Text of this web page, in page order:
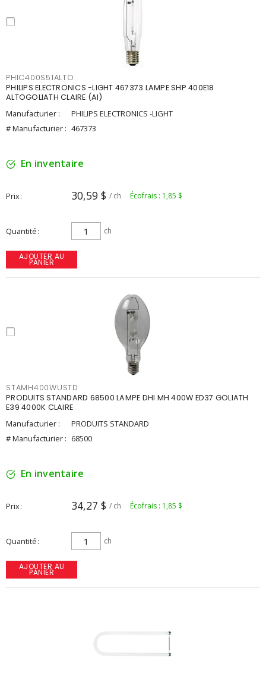
PHIC400S51ALTO
PHILIPS ELECTRONICS -LIGHT 467373 LAMPE SHP 400E18
ALTOGOLIATH CLAIRE (AI)
Manufacturier :
PHILIPS ELECTRONICS -LIGHT
# Manufacturier : 467373
En inventaire
Prix 30,59 $ / ch Écofrais : 1,85 $
Quantité ch
AJOUTER AU
PANIER
STAMH400WUSTD
PRODUITS STANDARD 68500 LAMPE DHI MH 400W ED37 GOLIATH
E39 4000K CLAIRE
Manufacturier :
PRODUITS STANDARD
# Manufacturier : 68500
En inventaire
Prix 34,27 $ / ch Écofrais : 1,85 $
Quantité ch
AJOUTER AU
PANIER